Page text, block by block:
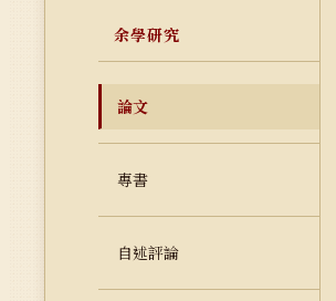
余學研究
論文
專書
自述評論